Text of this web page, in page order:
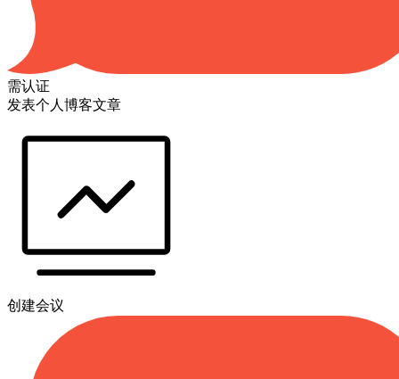
需认证
发表个人博客文章
创建会议